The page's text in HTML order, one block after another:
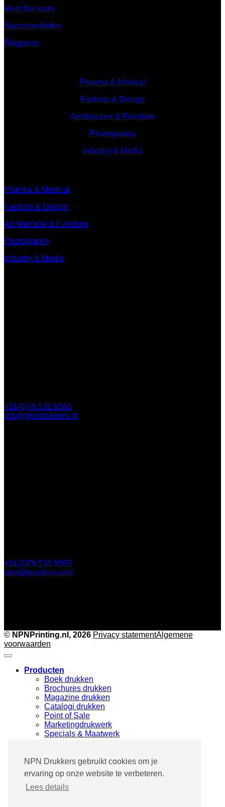
NPN Drukkers gebruikt cookies om je
ervaring op onze website te verbeteren.
Lees details
Meet the team
Succesverhalen
Blogposts
Pharma & Medical
Fashion & Design
Architecture & Furniture
Photography
Industry & Media
Pharma & Medical
Fashion & Design
Architecture & Furniture
Photography
Industry & Media
+31(0)76 531 9565
info@npndrukkers.nl
+31(0)76 531 9565
npn@graphius.com
© NPNPrinting.nl, 2026 Privacy statementAlgemene
voorwaarden
Producten
Boek drukken
Brochures drukken
Magazine drukken
Catalogi drukken
Point of Sale
Marketingdrukwerk
Specials & Maatwerk
Fashion & Design
Architecture & Furniture
Photography
Industry & Media